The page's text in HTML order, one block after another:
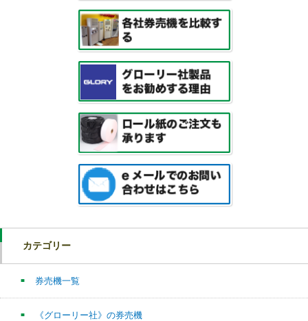
カテゴリー
券売機一覧
《グローリー社》の券売機